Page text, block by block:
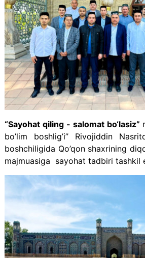
“Sayohat qiling - salomat bo‘lasiz”
bo’lim boshlig’i’’ Rivojiddin
boshchiligida Qo’qon shaxrining
majmuasiga sayohat tadbiri tashkil